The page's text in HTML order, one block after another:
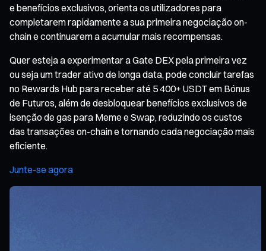
e benefícios exclusivos, orienta os utilizadores para
completarem rapidamente a sua primeira negociação on-
chain e continuarem a acumular mais recompensas.
Quer esteja a experimentar a Gate DEX pela primeira vez
ou seja um trader ativo de longa data, pode concluir tarefas
no Rewards Hub para receber até 5 400+ USDT em Bónus
de Futuros, além de desbloquear benefícios exclusivos de
isenção de gas para Meme e Swap, reduzindo os custos
das transações on-chain e tornando cada negociação mais
eficiente.
Junte-se agora